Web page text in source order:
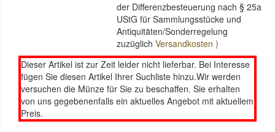
der Differenzbesteuerung nach § 25a
UStG für Sammlungsstücke und
Antiquitäten/Sonderregelung
zuzüglichVersandkosten )
Dieser Artikel ist zur Zeit leider nicht lieferbar. Bei Interesse
fügen Sie diesen Artikel Ihrer Suchliste hinzu.Wir werden
versuchen die Münze für Sie zu beschaffen. Sie erhalten
von uns gegebenenfalls ein aktuelles Angebot mit aktuellem
Preis.